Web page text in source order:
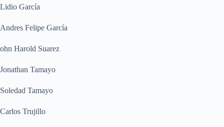
Lidio García
Andres Felipe García
ohn Harold Suarez
Jonathan Tamayo
Soledad Tamayo
Carlos Trujillo